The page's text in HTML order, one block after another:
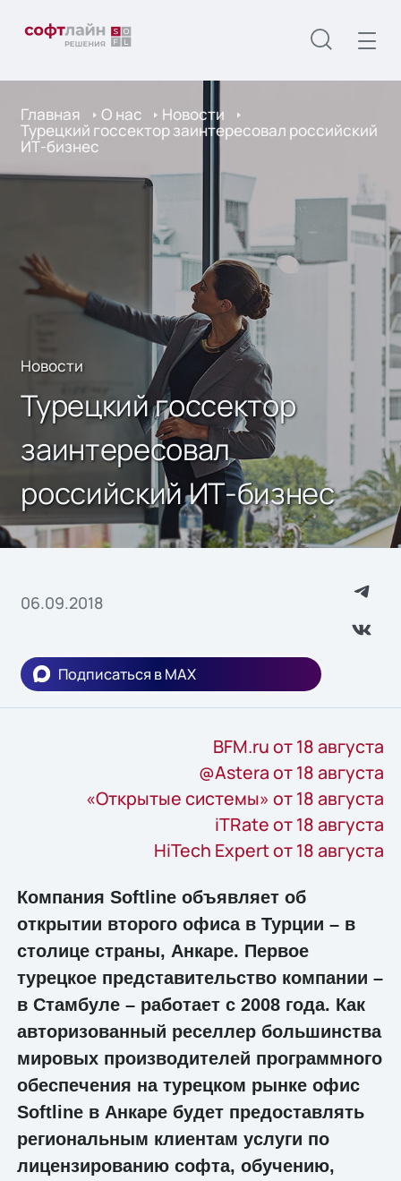
Главная О нас Новости
Турецкий госсектор заинтересовал российский
ИТ-бизнес
Новости
Турецкий госсектор
заинтересовал
российский ИТ-бизнес
06.09.2018
Подписаться в MAX
BFM.ru от 18 августа
@Astera от 18 августа
«Открытые системы» от 18 августа
iTRate от 18 августа
HiTech Expert от 18 августа
Компания Softline объявляет об
открытии второго офиса в Турции – в
столице страны, Анкаре. Первое
турецкое представительство компании –
в Стамбуле – работает с 2008 года. Как
авторизованный реселлер большинства
мировых производителей программного
обеспечения на турецком рынке офис
Softline в Анкаре будет предоставлять
региональным клиентам услуги по
лицензированию софта, обучению,